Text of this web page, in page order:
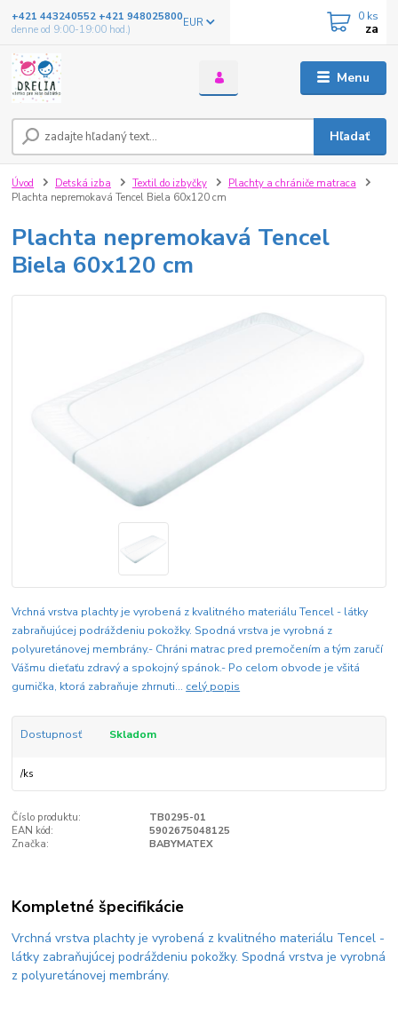
Menu
EUR
Hľadať
+421 443240552 +421 948025800
denne od 9:00-19:00 hod.)
0 ks
za
Úvod Detská izba Textil do izbyčky
Plachty a chrániče matraca
Plachta nepremokavá Tencel Biela 60x120 cm
Plachta nepremokavá Tencel
Biela 60x120 cm
Vrchná vrstva plachty je vyrobená z kvalitného materiálu Tencel - látky
zabraňujúcej podráždeniu pokožky. Spodná vrstva je vyrobná z
polyuretánovej membrány.- Chráni matrac pred premočením a tým zaručí
Vášmu dieťaťu zdravý a spokojný spánok.- Po celom obvode je všitá
gumička, ktorá zabraňuje zhrnuti... celý popis
Dostupnosť Skladom
/ks
Číslo produktu:
TB0295-01
EAN kód:
5902675048125
Značka:
BABYMATEX
Kompletné špecifikácie
Vrchná vrstva plachty je vyrobená z kvalitného materiálu Tencel -
látky zabraňujúcej podráždeniu pokožky. Spodná vrstva je vyrobná
z polyuretánovej membrány.